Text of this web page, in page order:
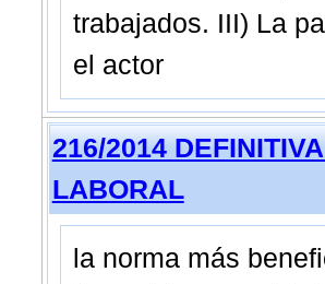
trabajados. III) La
el actor
216/2014
LABORAL
la norma más